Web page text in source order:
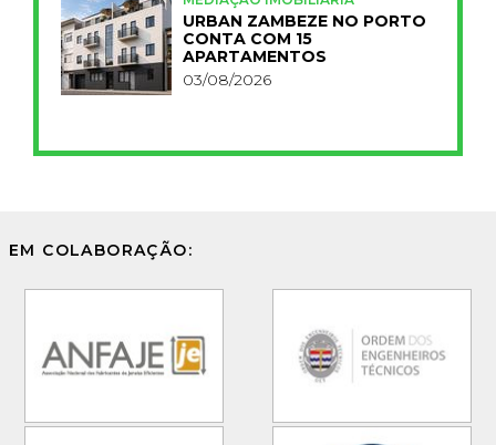
URBAN ZAMBEZE NO PORTO
CONTA COM 15
APARTAMENTOS
03/08/2026
EM COLABORAÇÃO: